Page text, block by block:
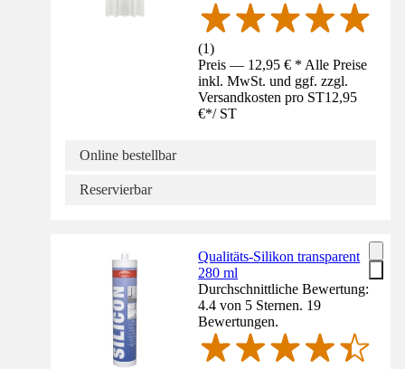
(1)
Preis — 12,95 € * Alle Preise
inkl. MwSt. und ggf. zzgl.
Versandkosten pro ST12,95
€*/ ST
Online bestellbar
Reservierbar
Qualitäts-Silikon transparent
280 ml
Durchschnittliche Bewertung:
4.4 von 5 Sternen. 19
Bewertungen.